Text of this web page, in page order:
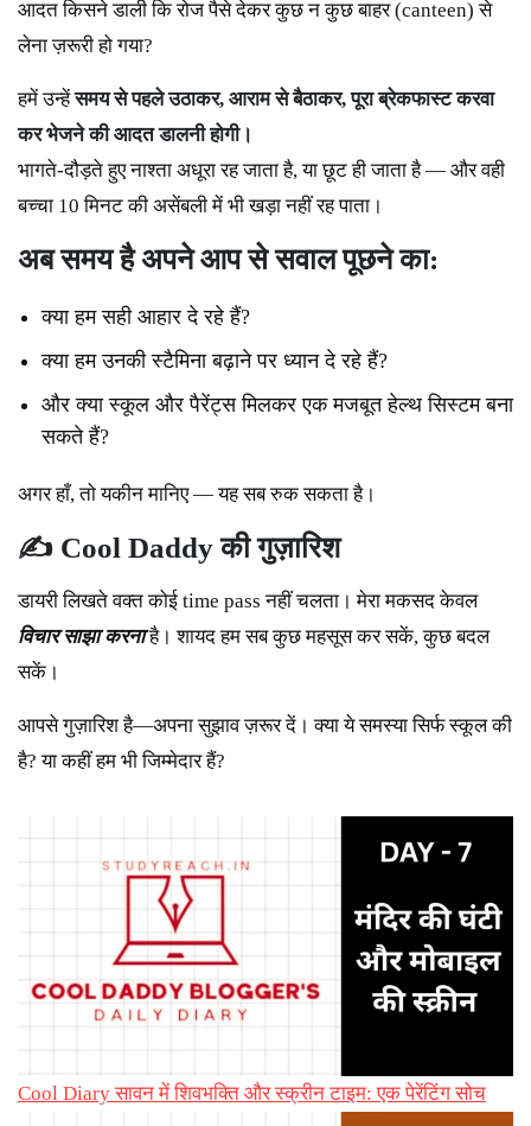
आदत किसने डाली कि रोज पैसे देकर कुछ न कुछ बाहर (canteen) से
लेना ज़रूरी हो गया?
हमें उन्हेंसमय से पहले उठाकर, आराम से बैठाकर, पूरा ब्रेकफास्ट करवा
कर भेजने की आदत डालनी होगी।
भागते-दौड़ते हुए नाश्ता अधूरा रह जाता है, या छूट ही जाता है — और वही
बच्चा 10 मिनट की असेंबली में भी खड़ा नहीं रह पाता।
अब समय है अपने आप से सवाल पूछने का:
क्या हम सही आहार दे रहे हैं?
क्या हम उनकी स्टैमिना बढ़ाने पर ध्यान दे रहे हैं?
और क्या स्कूल और पैरेंट्स मिलकर एक मजबूत हेल्थ सिस्टम बना
सकते हैं?
अगर हाँ, तो यकीन मानिए — यह सब रुक सकता है।
✍️ Cool Daddyकीगुज़ारिश
डायरी लिखते वक्त कोई time pass नहीं चलता। मेरा मकसद केवल
विचारसाझाकरनाहै। शायद हम सब कुछ महसूस कर सकें, कुछ बदल
सकें।
आपसे गुज़ारिश है—अपना सुझाव ज़रूर दें। क्या ये समस्या सिर्फ स्कूल की
है? या कहीं हम भी जिम्मेदार हैं?
Cool Diary सावन में शिवभक्ति और स्क्रीन टाइम: एक पेरेंटिंग सोच